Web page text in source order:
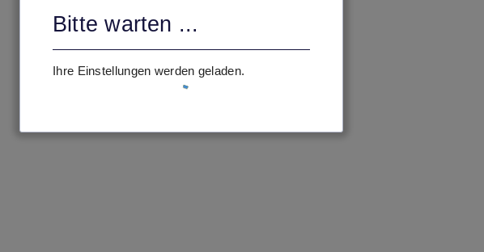
Bitte warten ...
Ihre Einstellungen werden geladen.